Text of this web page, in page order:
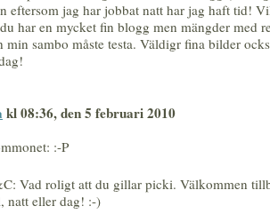
eftersom jag har jobbat natt har jag haft tid!
har en mycket fin blogg men mängder med
min sambo måste testa. Väldigr fina bilder
kl 08:36, den 5 februari 2010
:-P
Vad roligt att du gillar picki. Välkommen
natt eller dag! :-)